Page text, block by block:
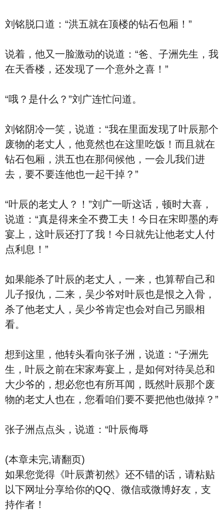
刘铭脱口道：“洪五就在顶楼的钻石包厢！”
说着，他又一脸激动的说道：“爸、子洲先生，我
在天香楼，还发现了一个意外之喜！”
“哦？是什么？”刘广连忙问道。
刘铭阴冷一笑，说道：“我在里面发现了叶辰那个
废物的老丈人，他竟然也在这里吃饭！而且就在
钻石包厢，洪五也在那伺候他，一会儿我们进
去，要不要连他也一起干掉？”
“叶辰的老丈人？！”刘广一听这话，顿时大喜，
说道：“真是得来全不费工夫！今日在宋即墨的寿
宴上，这叶辰还打了我！今日就先让他老丈人付
点利息！”
如果能杀了叶辰的老丈人，一来，也算帮自己和
儿子报仇，二来，吴少爷对叶辰也是恨之入骨，
杀了他老丈人，吴少爷肯定也会对自己另眼相
看。
想到这里，他转头看向张子洲，说道：“子洲先
生，叶辰之前在宋家寿宴上，是如何对待吴总和
大少爷的，想必您也有所耳闻，既然叶辰那个废
物的老丈人也在，您看咱们要不要把他也做掉？”
张子洲点点头，说道：“叶辰侮辱
(本章未完,请翻页)
如果您觉得《叶辰萧初然》还不错的话，请粘贴
以下网址分享给你的QQ、微信或微博好友，支
持作者！